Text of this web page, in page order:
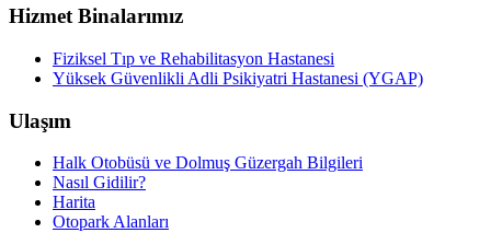
Hizmet Binalarımız
Fiziksel Tıp ve Rehabilitasyon Hastanesi
Yüksek Güvenlikli Adli Psikiyatri Hastanesi (YGAP)
Ulaşım
Halk Otobüsü ve Dolmuş Güzergah Bilgileri
Nasıl Gidilir?
Harita
Otopark Alanları